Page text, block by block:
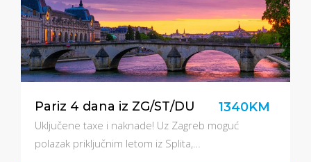
Pariz 4 dana iz ZG/ST/DU 1340KM
Uključene taxe i naknade! Uz Zagreb moguć
polazak priključnim letom iz Splita,…